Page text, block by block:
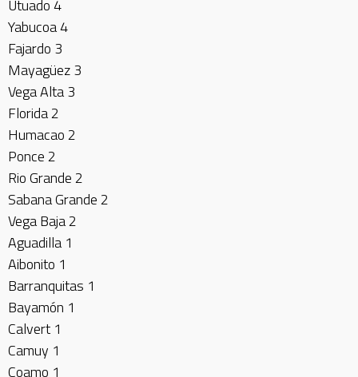
Utuado 4
Yabucoa 4
Fajardo 3
Mayagüez 3
Vega Alta 3
Florida 2
Humacao 2
Ponce 2
Rio Grande 2
Sabana Grande 2
Vega Baja 2
Aguadilla 1
Aibonito 1
Barranquitas 1
Bayamón 1
Calvert 1
Camuy 1
Coamo 1